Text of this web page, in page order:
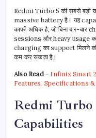
Redmi Turbo 5 की सबसे बड़ी
massive battery है। यह
काफी अधिक है, जो बिना बार-
sessions और heavy usage
charging का support मिलने
कम कर सकता है।
Also Read– Infinix Smart
Features, Specifications
Redmi Turbo
Capabilities